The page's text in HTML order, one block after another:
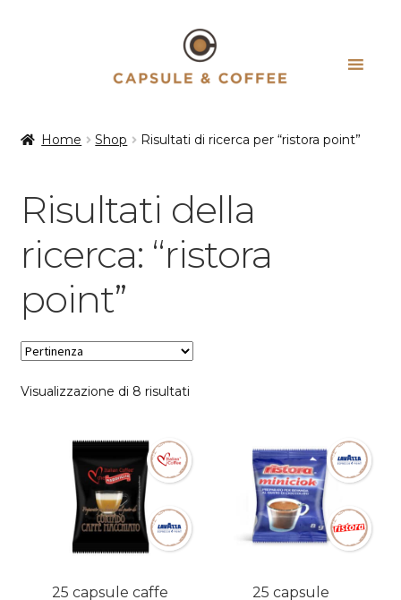
Home Shop Risultati di ricerca per “ristora point”
Risultati della
ricerca: “ristora
point”
Visualizzazione di 8 risultatiPopolarità
25 capsule caffe
25 capsule